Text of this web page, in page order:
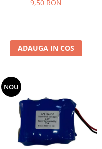
9,50 RON
ADAUGA IN COS
NOU